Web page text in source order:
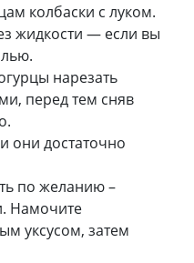
колбаски с луком.
жидкости — если вы
нарезать
перед тем сняв
они достаточно
по желанию –
Намочите
уксусом, затем